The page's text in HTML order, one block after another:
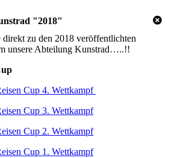
"2018"
direkt zu den 2018 veröffentlichten
unsere Abteilung Kunstrad…..!!
Cup 4. Wettkampf
Cup 3. Wettkampf
Cup 2. Wettkampf
Cup 1. Wettkampf